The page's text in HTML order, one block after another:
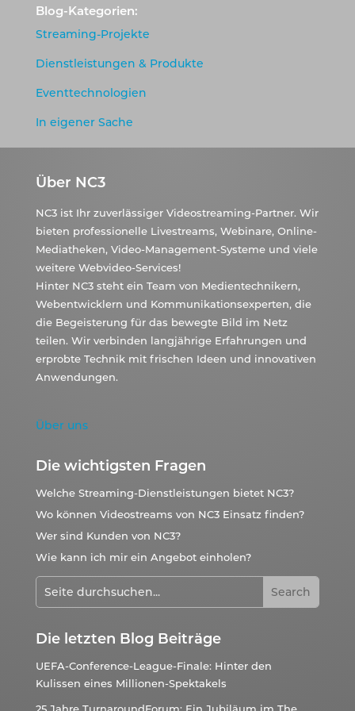
Blog-Kategorien:
Streaming-Projekte
Dienstleistungen & Produkte
Eventtechnologien
In eigener Sache
Über NC3
NC3 ist Ihr zuverlässiger Videostreaming-Partner. Wir
bieten professionelle Livestreams, Webinare, Online-
Mediatheken, Video-Management-Systeme und viele
weitere Webvideo-Services!
Hinter NC3 steht ein Team von Medientechnikern,
Webentwicklern und Kommunikationsexperten, die
die Begeisterung für das bewegte Bild im Netz
teilen. Wir verbinden langjährige Erfahrungen und
erprobte Technik mit frischen Ideen und innovativen
Anwendungen.
Über uns
Die wichtigsten Fragen
Welche Streaming-Dienstleistungen bietet NC3?
Wo können Videostreams von NC3 Einsatz finden?
Wer sind Kunden von NC3?
Wie kann ich mir ein Angebot einholen?
Die letzten Blog Beiträge
UEFA-Conference-League-Finale: Hinter den
Kulissen eines Millionen-Spektakels